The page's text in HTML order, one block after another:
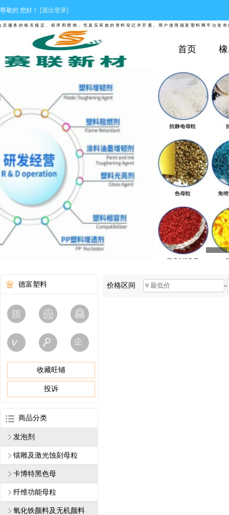
尊敬的 您好！ [退出登录]
相关规定、程序和惯例，凭真实有效的资料登记并开通。用户使用德富塑料网平台发布的
首页
德富塑料
收藏旺铺
投诉
商品分类
发泡剂
镭雕及激光蚀刻母粒
卡博特黑色母
纤维功能母粒
氧化铁颜料及无机颜料
价格区间 -